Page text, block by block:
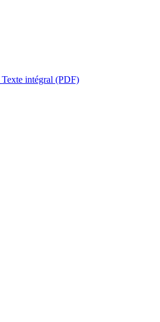
Texte intégral (PDF)